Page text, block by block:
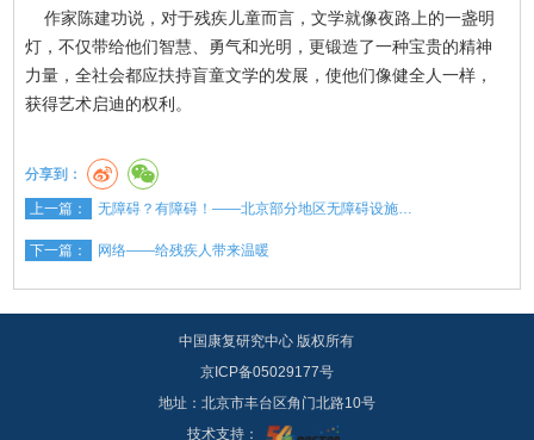
作家陈建功说，对于残疾儿童而言，文学就像夜路上的一盏明
灯，不仅带给他们智慧、勇气和光明，更锻造了一种宝贵的精神
力量，全社会都应扶持盲童文学的发展，使他们像健全人一样，
获得艺术启迪的权利。
分享到：
上一篇： 无障碍？有障碍！——北京部分地区无障碍设施…
下一篇： 网络——给残疾人带来温暖
中国康复研究中心 版权所有
京ICP备05029177号
地址：北京市丰台区角门北路10号
技术支持：